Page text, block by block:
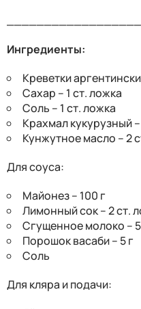
Ингредиенты:
Креветки
Сахар – 1 ст. ложка
Соль – 1 ст. ложка
Крахмал кукурузный
Кунжутное масло – 2
Для соуса:
Майонез – 100 г
Лимонный сок – 2 ст.
Сгущенное молоко –
Порошок васаби – 5 г
Соль
Для кляра и подачи: